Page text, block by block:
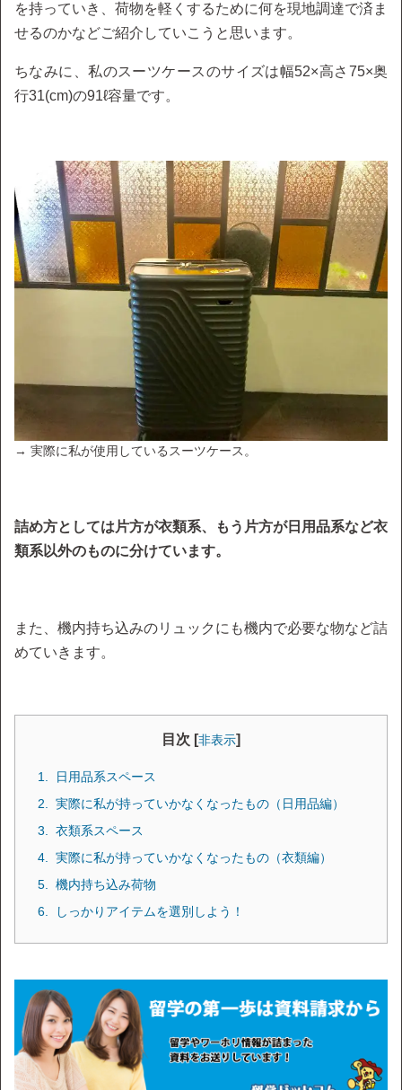
を持っていき、荷物を軽くするために何を現地調達で済ま
せるのかなどご紹介していこうと思います。
ちなみに、私のスーツケースのサイズは幅52×高さ75×奥
行31(cm)の91ℓ容量です。
→ 実際に私が使用しているスーツケース。
詰め方としては片方が衣類系、もう片方が日用品系など衣
類系以外のものに分けています。
また、機内持ち込みのリュックにも機内で必要な物など詰
めていきます。
目次 [非表示]
日用品系スペース
実際に私が持っていかなくなったもの（日用品編）
衣類系スペース
実際に私が持っていかなくなったもの（衣類編）
機内持ち込み荷物
しっかりアイテムを選別しよう！